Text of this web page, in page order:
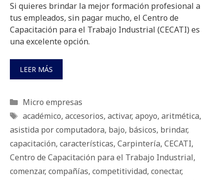
Si quieres brindar la mejor formación profesional a
tus empleados, sin pagar mucho, el Centro de
Capacitación para el Trabajo Industrial (CECATI) es
una excelente opción.
LEER MÁS
Categorías
Micro empresas
Etiquetas
académico, accesorios, activar, apoyo, aritmética,
asistida por computadora, bajo, básicos, brindar,
capacitación, características, Carpintería, CECATI,
Centro de Capacitación para el Trabajo Industrial,
comenzar, compañías, competitividad, conectar,